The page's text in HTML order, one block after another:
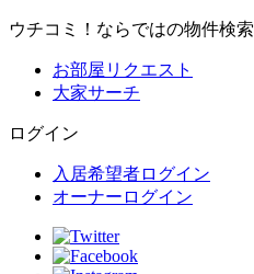
ウチコミ！ならではの物件検索
お部屋リクエスト
大家サーチ
ログイン
入居希望者ログイン
オーナーログイン